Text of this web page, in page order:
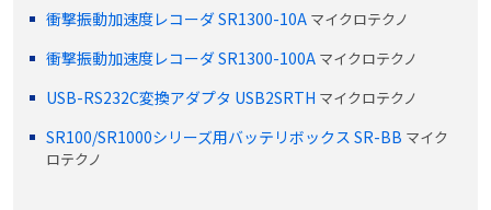
衝撃振動加速度レコーダ SR1300-10A マイクロテクノ
衝撃振動加速度レコーダ SR1300-100A マイクロテクノ
USB-RS232C変換アダプタ USB2SRTH マイクロテクノ
SR100/SR1000シリーズ用バッテリボックス SR-BB マイク
ロテクノ